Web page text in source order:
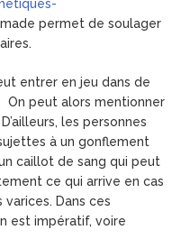
permet de soulager
entrer en jeu dans de
On peut alors mentionner
les personnes
à un gonflement
caillot de sang qui peut
ce qui arrive en cas
Dans ces
est impératif, voire